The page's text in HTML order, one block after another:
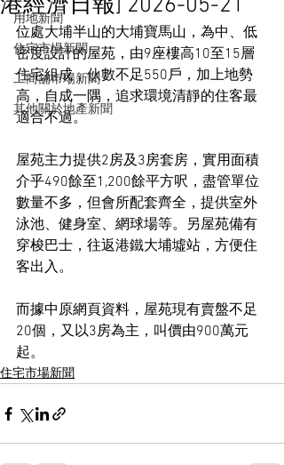
用地新聞
住宅市場新聞
工商舖市場新聞
其他關於地產新聞
港經濟日報] 2026-05-21
位處大埔半山的大埔寶馬山，為中、低
密度設計的屋苑，由9座樓高10至15層
住宅組成，伙數不足550戶，加上地勢
高，自成一隅，追求環境清靜的住客最
適合不過。
屋苑主力提供2房及3房套房，實用面積
介乎490餘至1,200餘平方呎，盡管單位
數量不多，但會所配套齊全，提供室外
泳池、健身室、網球場等。另屋苑備有
穿梭巴士，往返港鐵大埔墟站，方便住
客出入。
而據中原網頁資料，屋苑現有賣盤不足
20個，又以3房為主，叫價由900萬元
起。
住宅市場新聞